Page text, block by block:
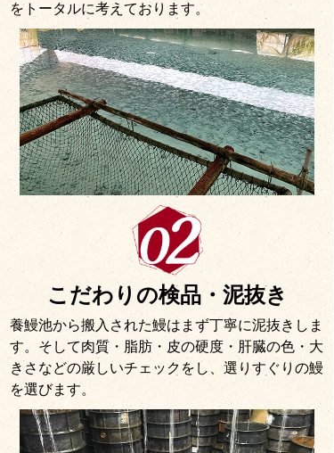
をトータルに考えております。
こだわりの検品・泥抜き
養鰻池から搬入された鰻はまず丁寧に泥抜きしま
す。そして肉質・脂肪・皮の硬度・肝臓の色・大
きさなどの厳しいチェックをし、選りすぐりの鰻
を選びます。